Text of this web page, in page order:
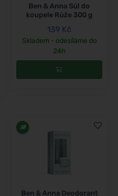
Ben & Anna Sůl do
koupele Růže 300 g
139 Kč
Skladem - odesíláme do
24h
Ben & Anna Deodorant